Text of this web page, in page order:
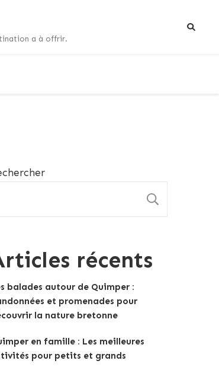
a à offrir.
récents
balades autour de Quimper :
et promenades pour
la nature bretonne
en famille : Les meilleures
pour petits et grands